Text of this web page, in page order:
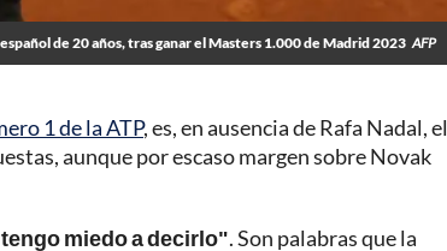
de 20 años, tras ganar el Masters 1.000 de Madrid 2023 AFP
1 de la ATP, es, en ausencia de Rafa Nadal, el
aunque por escaso margen sobre Novak
miedo a decirlo". Son palabras que la